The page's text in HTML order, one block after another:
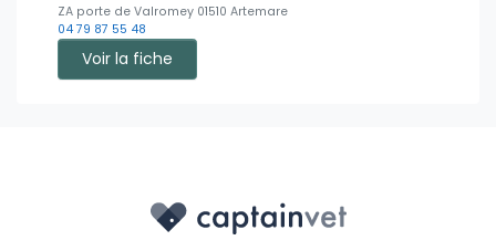
ZA porte de Valromey 01510 Artemare
04 79 87 55 48
Voir la fiche